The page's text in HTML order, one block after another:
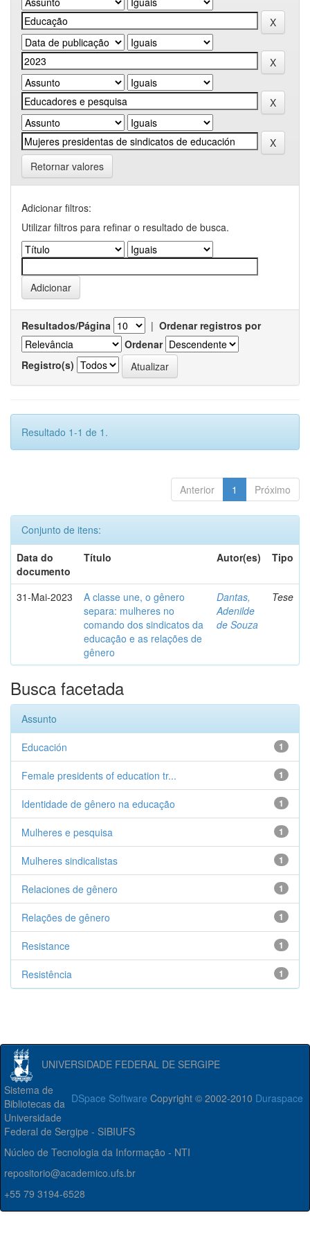
Retornar valores
Adicionar filtros:
Utilizar filtros para refinar o resultado de busca.
Resultados/Página | Ordenar registros por
Ordenar
Registro(s)
Resultado 1-1 de 1.
Anterior 1 Próximo
Conjunto de itens:
Data do
documento
Título Autor(es) Tipo
31-Mai-2023
A classe une, o gênero
separa: mulheres no
comando dos sindicatos da
educação e as relações de
gênero
Dantas,
Adenilde
de Souza
Tese
Busca facetada
Assunto
1
Educación
1
Female presidents of education tr...
1
Identidade de gênero na educação
1
Mulheres e pesquisa
1
Mulheres sindicalistas
1
Relaciones de gênero
1
Relações de gênero
1
Resistance
1
Resistência
UNIVERSIDADE FEDERAL DE SERGIPE
DSpace Software Copyright © 2002-2010 Duraspace
Sistema de
Bibliotecas da
Universidade
Federal de Sergipe - SIBIUFS
Núcleo de Tecnologia da Informação - NTI
repositorio@academico.ufs.br
+55 79 3194-6528